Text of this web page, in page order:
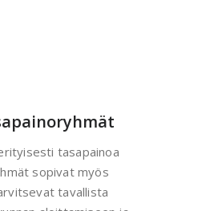
tasapainoa
sopivat myös
tavallista